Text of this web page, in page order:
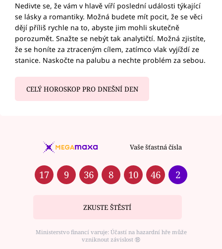
Nedivte se, že vám v hlavě víří poslední události týkající
se lásky a romantiky. Možná budete mít pocit, že se věci
dějí příliš rychle na to, abyste jim mohli skutečně
porozumět. Snažte se nebýt tak analytičtí. Možná zjistíte,
že se honíte za ztraceným cílem, zatímco vlak vyjíždí ze
stanice. Naskočte na palubu a nechte problém za sebou.
CELÝ HOROSKOP PRO DNEŠNÍ DEN
Vaše šťastná čísla
17 9 36 8 10 46 2
ZKUSTE ŠTĚSTÍ
Ministerstvo financí varuje: Účastí na hazardní hře může
vzniknout závislost ⑱